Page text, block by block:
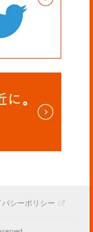
バシーポリシー